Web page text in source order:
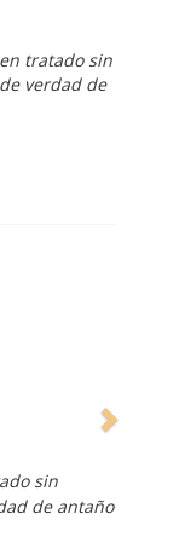
tratado sin
verdad de
sin
de antaño